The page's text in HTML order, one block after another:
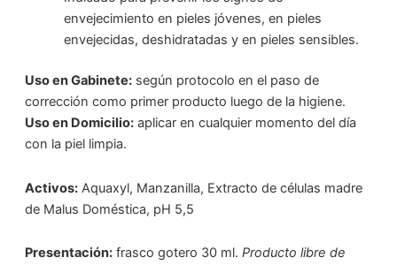
envejecimiento en pieles jóvenes, en pieles
envejecidas, deshidratadas y en pieles sensibles.
Uso en Gabinete:según protocolo en el paso de
corrección como primer producto luego de la higiene.
Uso en Domicilio:aplicar en cualquier momento del día
con la piel limpia.
Activos:Aquaxyl, Manzanilla, Extracto de células madre
de Malus Doméstica, pH 5,5
Presentación:frasco gotero 30 ml. Producto libre de